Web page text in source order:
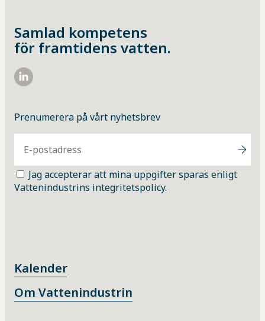
Samlad kompetens
för framtidens vatten.
Prenumerera på vårt nyhetsbrev
Jag accepterar att mina uppgifter sparas enligt
Vattenindustrins integritetspolicy.
Kalender
Om Vattenindustrin